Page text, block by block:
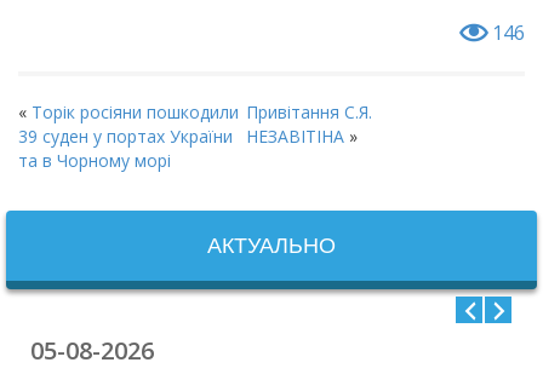
146
« Торік росіяни пошкодили
39 суден у портах України
та в Чорному морі
Привітання С.Я.
НЕЗАВІТІНА»
АКТУАЛЬНО
05-08-2026